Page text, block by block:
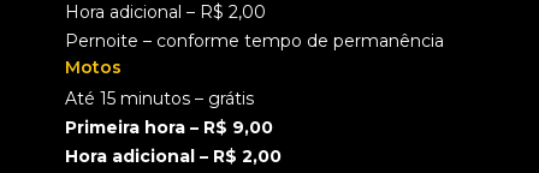
Hora adicional – R$ 2,00
Pernoite – conforme tempo de permanência
Motos
Até 15 minutos – grátis
Primeira hora – R$ 9,00
Hora adicional – R$ 2,00